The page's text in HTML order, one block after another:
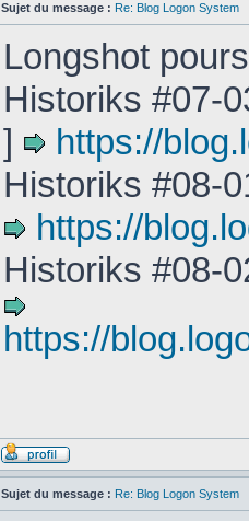
Sujet du message : Re: Blog Logon System
Longshot
Historiks #07-
]
https://
Historiks #08-
https://
Historiks #08-
https://
Sujet du message : Re: Blog Logon System